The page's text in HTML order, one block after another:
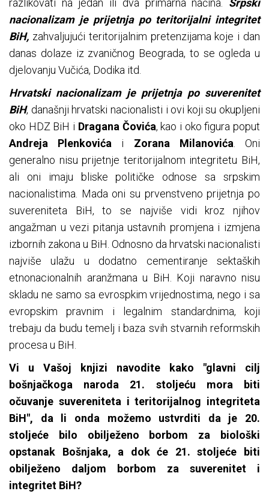
razlikovati na jedan ili dva primarna načina. Srpski
nacionalizam je prijetnja po teritorijalni integritet
BiH, zahvaljujući teritorijalnim pretenzijama koje i dan
danas dolaze iz zvaničnog Beograda, to se ogleda u
djelovanju Vučića, Dodika itd.
Hrvatski nacionalizam je prijetnja po suverenitet
BiH, današnji hrvatski nacionalisti i ovi koji su okupljeni
oko HDZ BiH i Dragana Čovića, kao i oko figura poput
Andreja Plenkovića i Zorana Milanovića. Oni
generalno nisu prijetnje teritorijalnom integritetu BiH,
ali oni imaju bliske političke odnose sa srpskim
nacionalistima. Mada oni su prvenstveno prijetnja po
suvereniteta BiH, to se najviše vidi kroz njihov
angažman u vezi pitanja ustavnih promjena i izmjena
izbornih zakona u BiH. Odnosno da hrvatski nacionalisti
najviše ulažu u dodatno cementiranje sektaških
etnonacionalnih aranžmana u BiH. Koji naravno nisu
skladu ne samo sa evrospkim vrijednostima, nego i sa
evropskim pravnim i legalnim standardnima, koji
trebaju da budu temelj i baza svih stvarnih reformskih
procesa u BiH.
Vi u Vašoj knjizi navodite kako "glavni cilj
bošnjačkoga naroda 21. stoljeću mora biti
očuvanje suvereniteta i teritorijalnog integriteta
BiH", da li onda možemo ustvrditi da je 20.
stoljeće bilo obilježeno borbom za biološki
opstanak Bošnjaka, a dok će 21. stoljeće biti
obilježeno daljom borbom za suverenitet i
integritet BiH?